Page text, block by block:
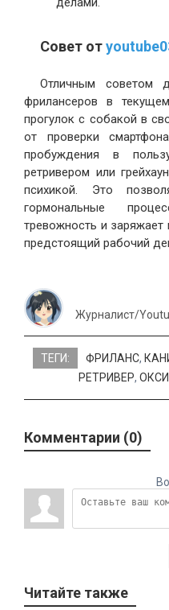
Совет от
Отличным советом
фрилансеров в
прогулок с собакой в
от проверки
пробуждения в
ретривером или
психикой. Это
гормональные
тревожность и заряжает
предстоящий рабочий
Журналист/
ТЕГИ: ФРИЛАНС,
РЕТРИВЕР,
Комментарии (0)
Читайте также